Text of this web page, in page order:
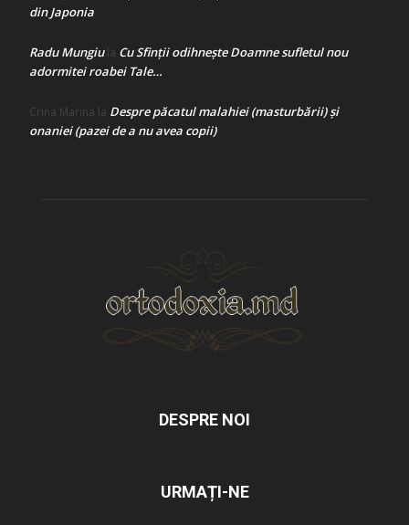
din Japonia
Radu Mungiula Cu Sfinții odihnește Doamne sufletul nou
adormitei roabei Tale…
Crina Marina la Despre păcatul malahiei (masturbării) şi
onaniei (pazei de a nu avea copii)
DESPRE NOI
URMAȚI-NE